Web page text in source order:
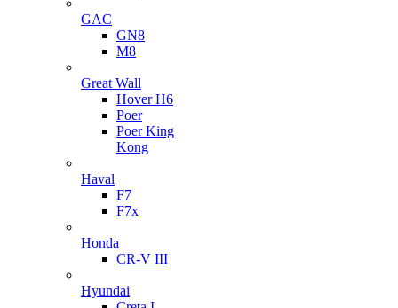
GAC
GN8
M8
Great Wall
Hover H6
Poer
Poer King
Kong
Haval
F7
F7x
Honda
CR-V III
Hyundai